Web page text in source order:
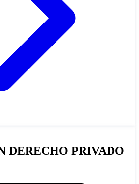
DERECHO PRIVADO